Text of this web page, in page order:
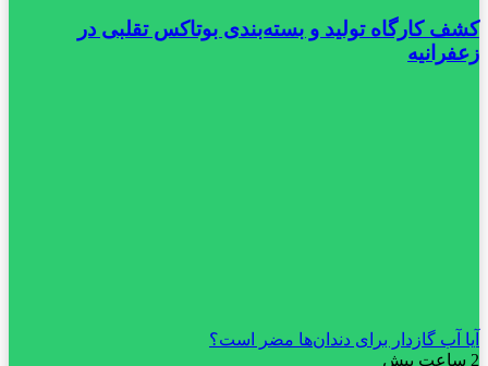
کشف کارگاه تولید و بسته‌بندی بوتاکس تقلبی در
زعفرانیه
آیا آب گازدار برای دندان‌ها مضر است؟
2 ساعت پیش